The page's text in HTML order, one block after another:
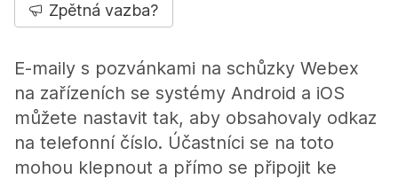
Zpětná vazba?
E-maily s pozvánkami na schůzky Webex
na zařízeních se systémy Android a iOS
můžete nastavit tak, aby obsahovaly odkaz
na telefonní číslo. Účastníci se na toto
mohou klepnout a přímo se připojit ke